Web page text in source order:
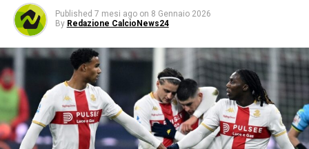
Published 7 mesi ago on 8 Gennaio 2026
By Redazione CalcioNews24